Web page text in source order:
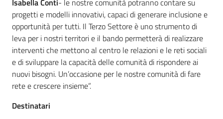
Isabella Conti- le nostre comunità potranno contare su
progetti e modelli innovativi, capaci di generare inclusione e
opportunità per tutti. Il Terzo Settore è uno strumento di
leva per i nostri territori e il bando permetterà di realizzare
interventi che mettono al centro le relazioni e le reti sociali
e di sviluppare la capacità delle comunità di rispondere ai
nuovi bisogni. Un’occasione per le nostre comunità di fare
rete e crescere insieme”.
Destinatari